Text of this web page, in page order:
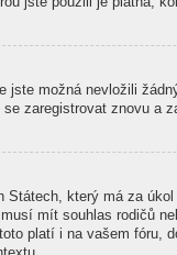
jste možná nevložili
zaregistrovat znovu a
který má za
mít souhlas rodičů
platí i na vašem fóru,